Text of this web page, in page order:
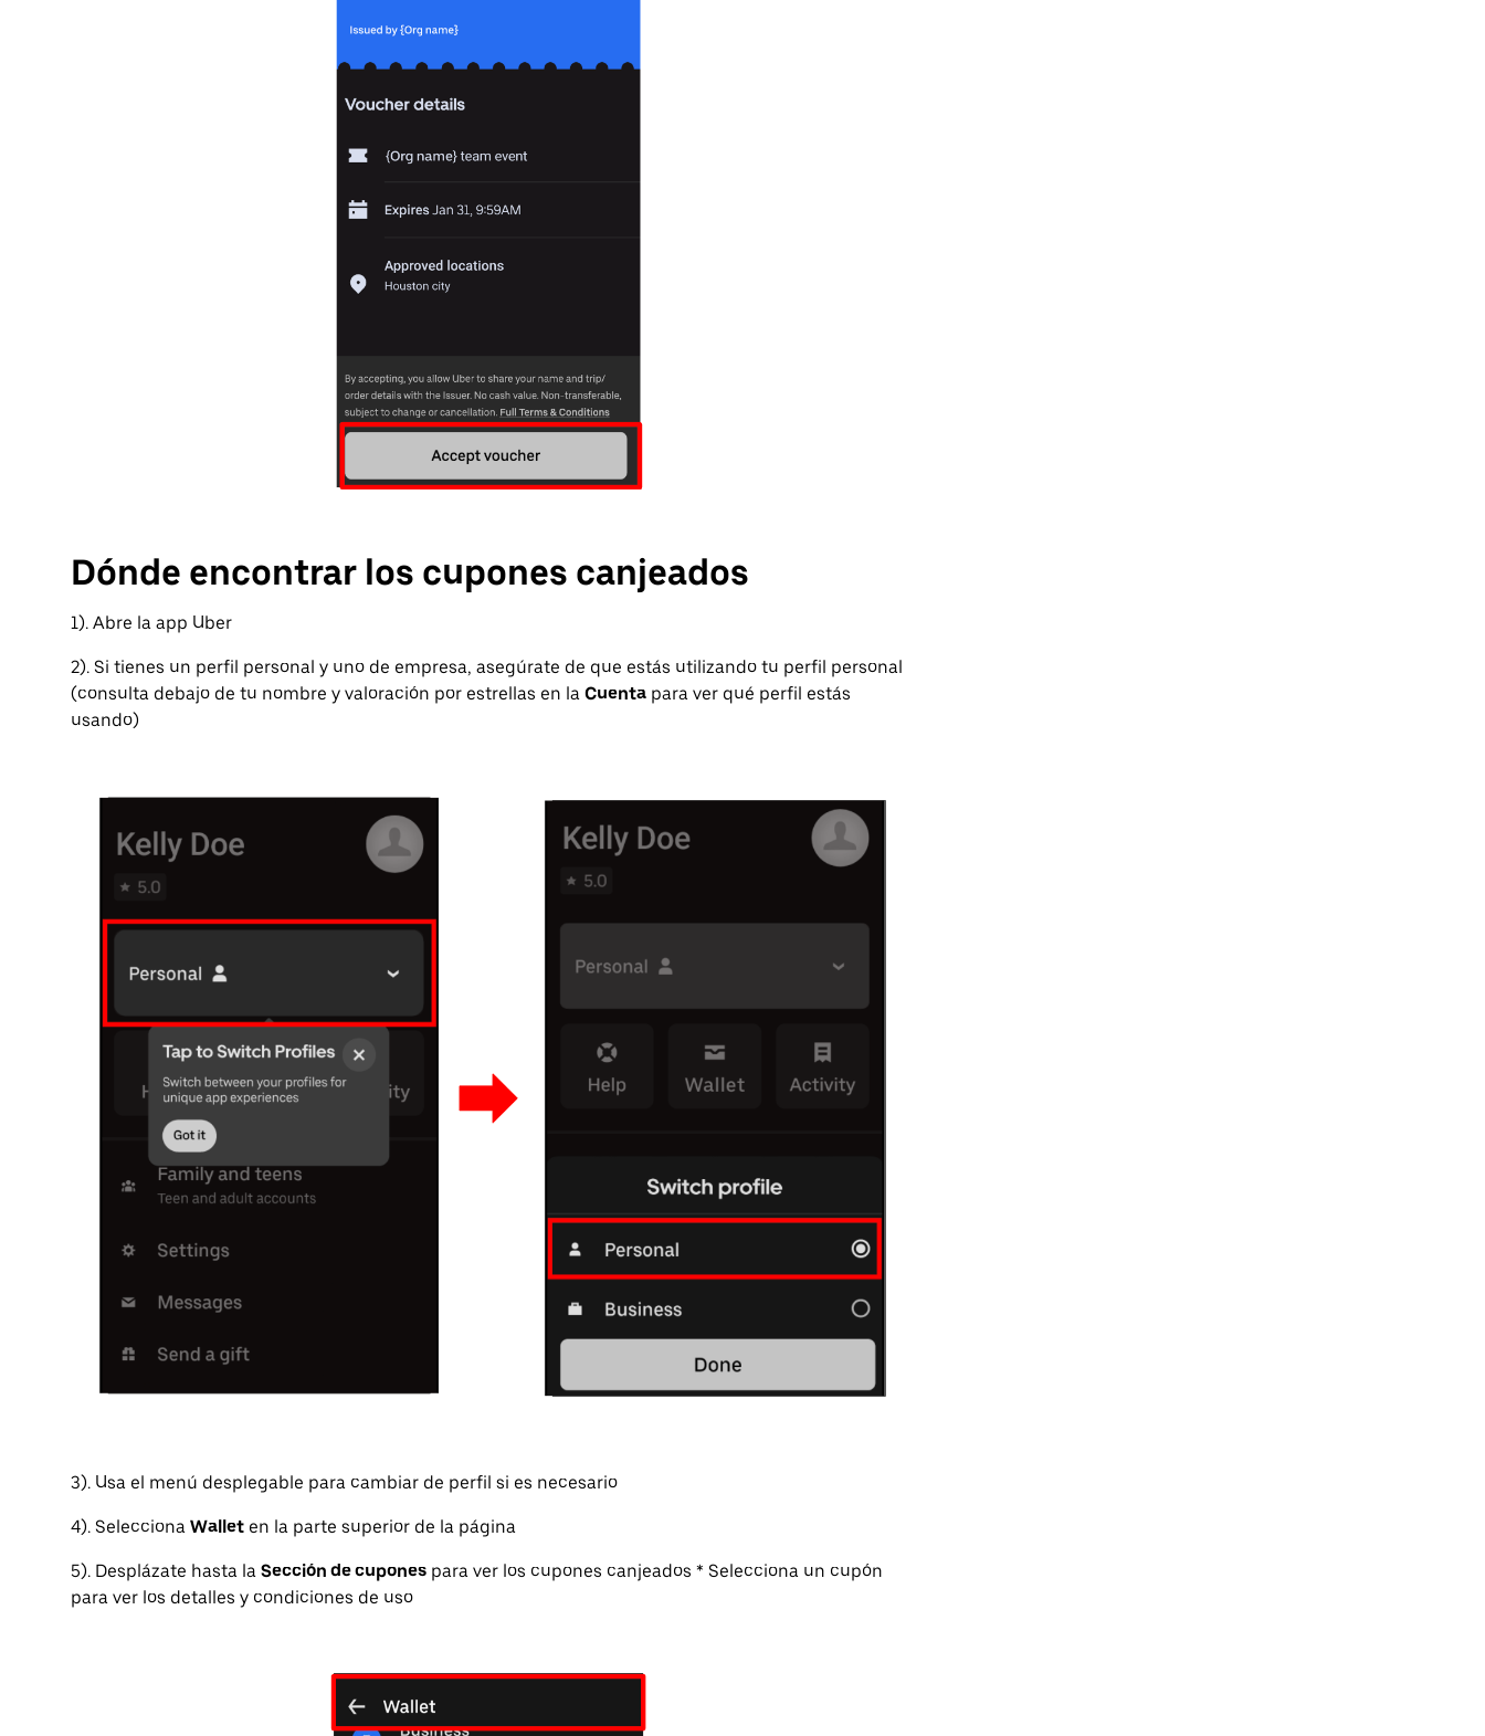
Dónde encontrar los cupones canjeados
1). Abre la app Uber
2). Si tienes un perfil personal y uno de empresa, asegúrate de que estás utilizando tu perfil personal
(consulta debajo de tu nombre y valoración por estrellas en la Cuenta para ver qué perfil estás
usando)
3). Usa el menú desplegable para cambiar de perfil si es necesario
4). Selecciona Wallet en la parte superior de la página
5). Desplázate hasta la Sección de cupones para ver los cupones canjeados * Selecciona un cupón
para ver los detalles y condiciones de uso